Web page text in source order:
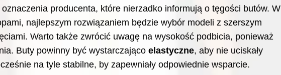
producenta, które nierzadko informują o tęgości butów. W
najlepszym rozwiązaniem będzie wybór modeli z szerszym
Warto także zwrócić uwagę na wysokość podbicia, ponieważ
Buty powinny być wystarczająco elastyczne, aby nie uciskały
na tyle stabilne, by zapewniały odpowiednie wsparcie.